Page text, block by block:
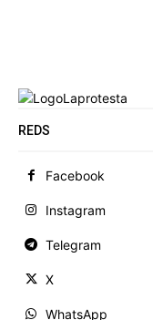
REDS
Facebook
Instagram
Telegram
X
WhatsApp